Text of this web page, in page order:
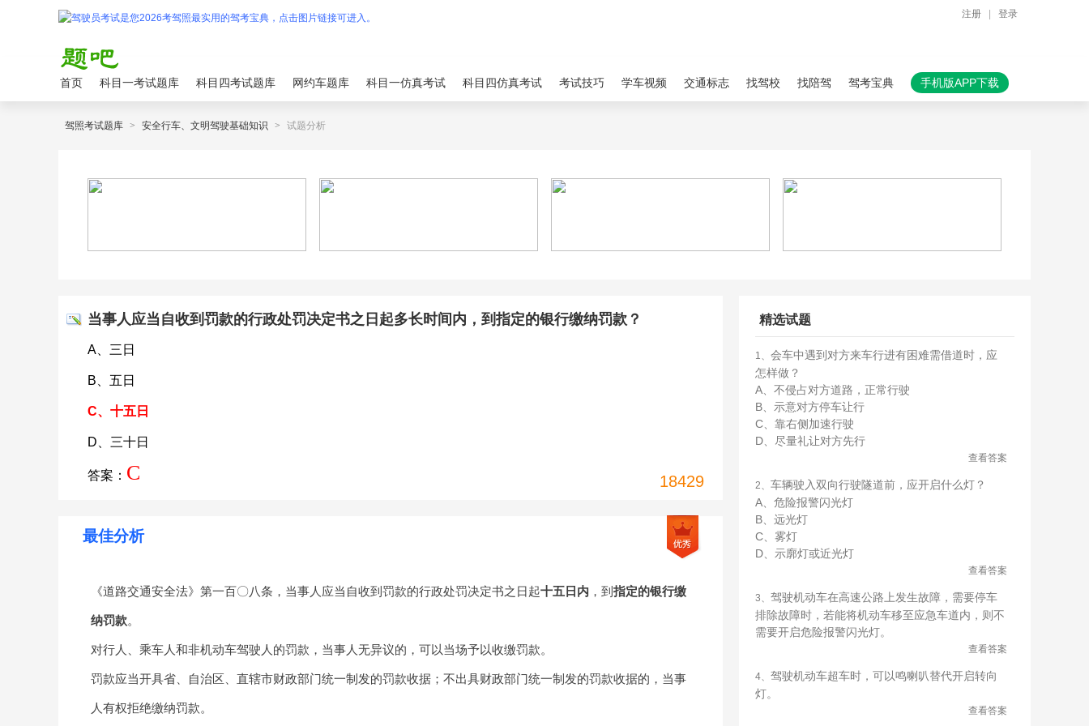
注册 登录
首页 科目一考试题库 科目四考试题库 网约车题库 科目一仿真考试 科目四仿真考试 考试技巧 学车视频 交通标志 找驾校 找陪驾 驾考宝典 手机版APP下载
驾照考试题库 > 安全行车、文明驾驶基础知识 > 试题分析
当事人应当自收到罚款的行政处罚决定书之日起多长时间内，到指定的银行缴纳罚款？
A、三日
B、五日
C、十五日
D、三十日
答案： C 18429
最佳分析
《道路交通安全法》第一百〇八条，当事人应当自收到罚款的行政处罚决定书之日起十五日内 ，到 指定的银行缴
纳罚款。
对行人、乘车人和非机动车驾驶人的罚款，当事人无异议的，可以当场予以收缴罚款。
罚款应当开具省、自治区、直辖市财政部门统一制发的罚款收据；不出具财政部门统一制发的罚款收据的，当事
人有权拒绝缴纳罚款。
精选试题
1、 会车中遇到对方来车行进有困难需借道时，应
怎样做？
A、不侵占对方道路，正常行驶
B、示意对方停车让行
C、靠右侧加速行驶
D、尽量礼让对方先行
查看答案
2、 车辆驶入双向行驶隧道前，应开启什么灯？
A、危险报警闪光灯
B、远光灯
C、雾灯
D、示廓灯或近光灯
查看答案
3、 驾驶机动车在高速公路上发生故障，需要停车
排除故障时，若能将机动车移至应急车道内，则不
需要开启危险报警闪光灯。
查看答案
4、 驾驶机动车超车时，可以鸣喇叭替代开启转向
灯。
查看答案